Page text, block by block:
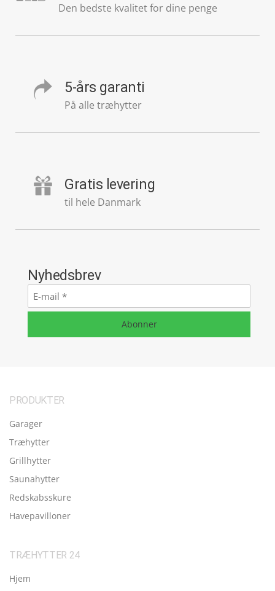
Den bedste kvalitet for dine penge
5-års garanti
På alle træhytter
Gratis levering
til hele Danmark
Nyhedsbrev
E-
mail*
Abonner
PRODUKTER
Garager
Træhytter
Grillhytter
Saunahytter
Redskabsskure
Havepavilloner
TRÆHYTTER 24
Hjem